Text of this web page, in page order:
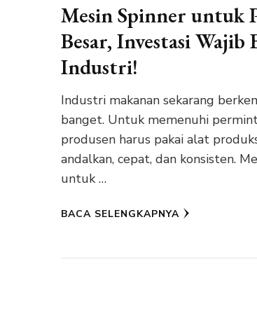
Mesin Spinner untuk
Besar, Investasi Wajib
Industri!
Industri makanan sekarang
banget. Untuk memenuhi
produsen harus pakai alat
andalkan, cepat, dan konsisten.
untuk …
BACA SELENGKAPNYA